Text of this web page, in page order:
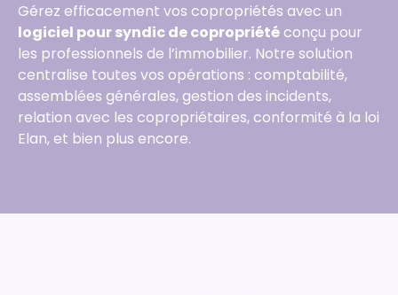
Gérez efficacement vos copropriétés avec un
logiciel pour syndic de copropriétéconçu pour
les professionnels de l’immobilier. Notre solution
centralise toutes vos opérations : comptabilité,
assemblées générales, gestion des incidents,
relation avec les copropriétaires, conformité à la loi
Elan, et bien plus encore.